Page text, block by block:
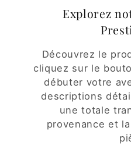
Explorez
Découvrez le
cliquez sur le
débuter votre
descriptions
une totale
provenance et